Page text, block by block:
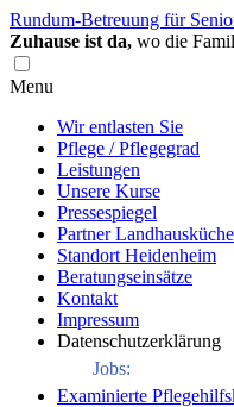
Rundum-Betreuung für
Zuhause ist da, wo die
Menu
Wir entlasten Sie
Pflege / Pflegegrad
Leistungen
Unsere Kurse
Pressespiegel
Partner Landhausküche
Standort Heidenheim
Beratungseinsätze
Kontakt
Impressum
Datenschutzerklärung
Jobs:
Examinierte